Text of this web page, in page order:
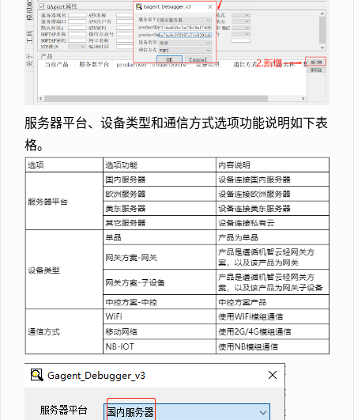
服务器平台、设备类型和通信方式选项功能说明如下表
格。